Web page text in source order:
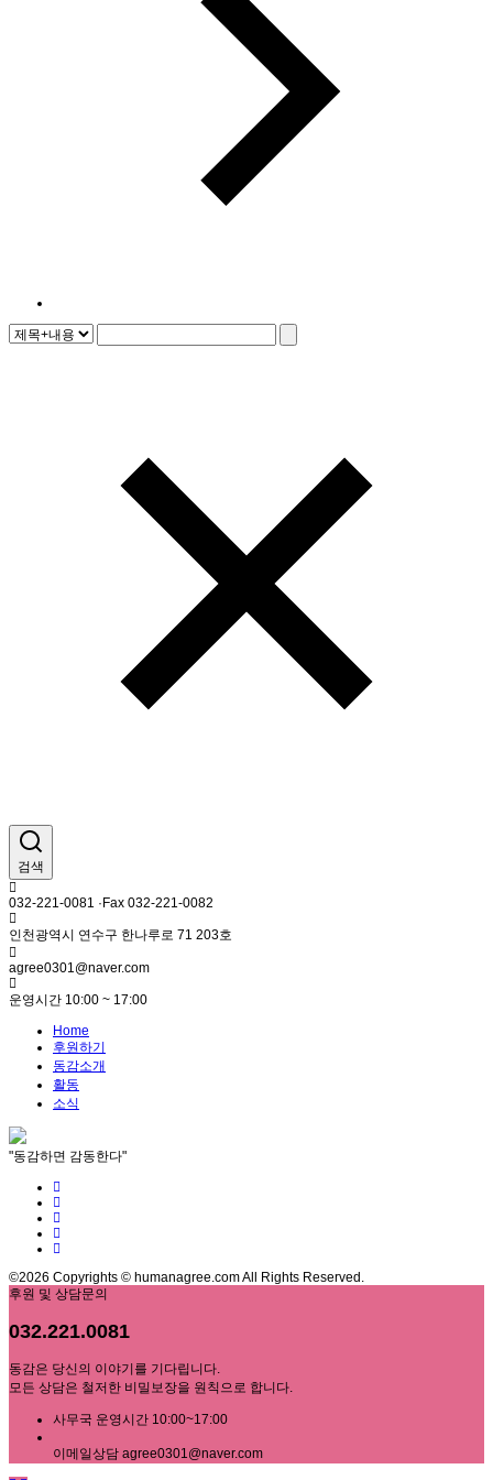
검색
032-221-0081 ·Fax 032-221-0082
인천광역시 연수구 한나루로 71 203호
agree0301@naver.com
운영시간 10:00 ~ 17:00
Home
후원하기
동감소개
활동
소식
"동감하면 감동한다"
©2026 Copyrights © humanagree.com All Rights Reserved.
후원 및 상담문의
032.221.0081
동감은 당신의 이야기를 기다립니다.
모든 상담은 철저한 비밀보장을 원칙으로 합니다.
사무국 운영시간 10:00~17:00
이메일상담 agree0301@naver.com